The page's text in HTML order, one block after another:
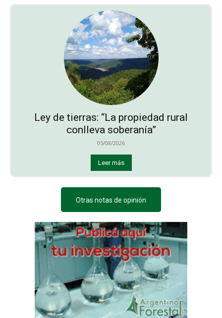
Ley de tierras: “La propiedad rural
conlleva soberanía”
05/08/2026
Leer más
Otras notas de opinión